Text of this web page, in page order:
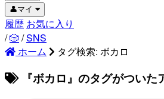
👤マイ
履歴 お気に入り
/🎲 /SNS
ホーム
タグ検索: ボカロ
『ボカロ』のタグがついた